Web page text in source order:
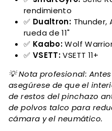
rendimiento
✅ Dualtron: Thunder,
rueda de 11"
✅ Kaabo:Wolf Warrior
✅ VSETT:VSETT 11+
💡 Nota profesional:
asegúrese de que el
de restos del pinchazo
de polvos talco para
cámara y el neumático.